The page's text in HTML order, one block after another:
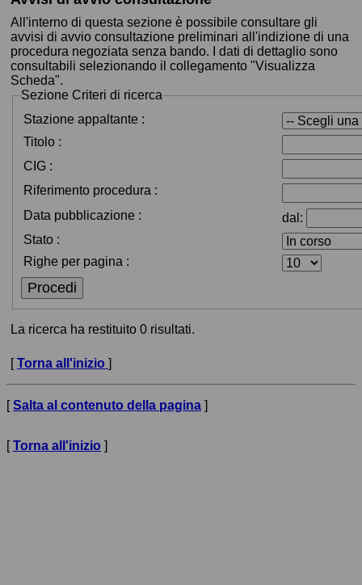
All'interno di questa sezione è possibile consultare gli
avvisi di avvio consultazione preliminari all'indizione di una
procedura negoziata senza bando. I dati di dettaglio sono
consultabili selezionando il collegamento "Visualizza
Scheda".
Sezione Criteri di ricerca
Stazione appaltante :
Titolo :
CIG :
Riferimento procedura :
Data pubblicazione :
dal:
Stato :
Righe per pagina :
La ricerca ha restituito 0 risultati.
[Torna all'inizio ]
[Salta al contenuto della pagina ]
[Torna all'inizio ]